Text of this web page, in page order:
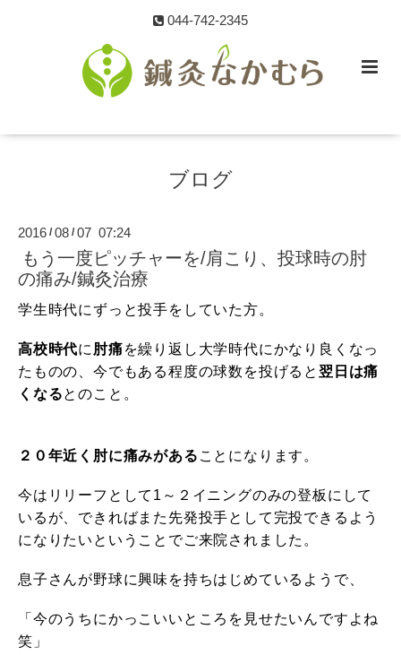
044-742-2345
ブログ
2016 /08 /07 07:24
もう一度ピッチャーを/肩こり、投球時の肘
の痛み/鍼灸治療
学生時代にずっと投手をしていた方。
高校時代に 肘痛を繰り返し大学時代にかなり良くなっ
たものの、今でもある程度の球数を投げると 翌日は痛
くなるとのこと。
２０年近く肘に痛みがある ことになります。
今はリリーフとして1～２イニングのみの登板にして
いるが、できればまた先発投手として完投できるよう
になりたいということでご来院されました。
息子さんが野球に興味を持ちはじめているようで、
「今のうちにかっこいいところを見せたいんですよね
笑」